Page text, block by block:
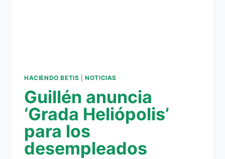
HACIENDO BETIS |NOTICIAS
Guillén anuncia
‘Grada Heliópolis’
para los
desempleados